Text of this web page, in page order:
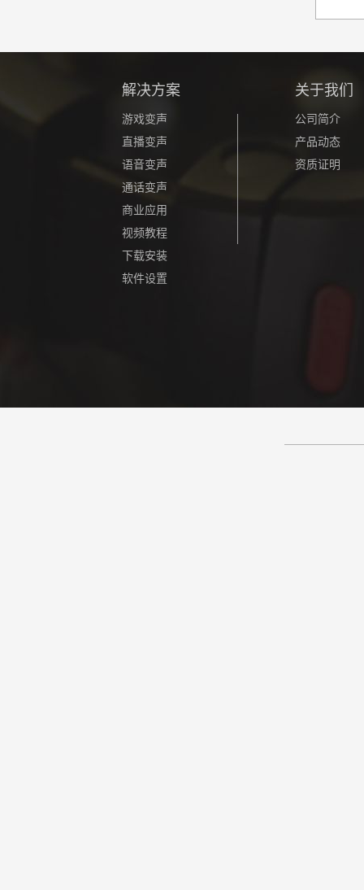
解决方案
游戏变声
直播变声
语音变声
通话变声
商业应用
视频教程
下载安装
软件设置
关于我们
公司简介
产品动态
资质证明